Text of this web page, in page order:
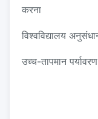
करना
विश्वविद्यालय
उच्च-तापमान